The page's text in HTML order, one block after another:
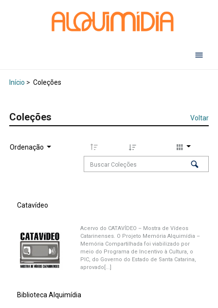
Início > Coleções
Coleções Voltar
Ordenação
Catavídeo
Acervo do CATAVÍDEO – Mostra de Vídeos
Catarinenses. O Projeto Memória Alquimídia –
Memória Compartilhada foi viabilizado por
meio do Programa de Incentivo à Cultura, o
PIC, do Governo do Estado de Santa Catarina,
aprovado[...]
Biblioteca Alquimídia